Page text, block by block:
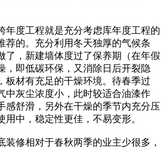
年度工程就是充分考虑库年度工程的
荐的。充分利用冬天独厚的气候条
了，新建墙体度过了保养期（在年假
，即低碳环保，又消除日后开裂隐
板材有充足的干燥环境。待春季过
中灰尘浓度小，此时较适合油漆作
感舒滑，另外在干燥的季节内充分压
中，稳定性更佳，不易变形。
装修相对于春秋两季的业主少很多，